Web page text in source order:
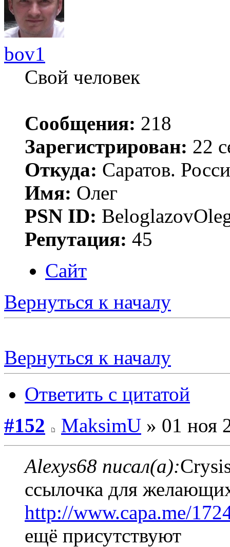
bov1
Свой человек
Сообщения: 218
Зарегистрирован: 22
Откуда: Саратов.
Имя: Олег
PSN ID:
Репутация: 45
Сайт
Вернуться к началу
Вернуться к началу
Ответить с цитатой
#152
MaksimU » 01 ноя
Alexys68 писал(а):
ссылочка для
http://www.capa.me/
ещё присутствуют